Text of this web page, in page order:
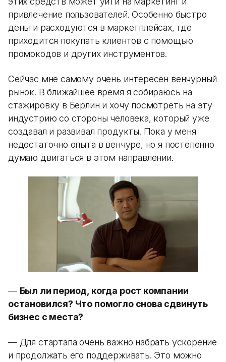
привлечение пользователей. Особенно быстро
деньги расходуются в маркетплейсах, где
приходится покупать клиентов с помощью
промокодов и других инструментов.
Сейчас мне самому очень интересен венчурный
рынок. В ближайшее время я собираюсь на
стажировку в Берлин и хочу посмотреть на эту
индустрию со стороны человека, который уже
создавал и развивал продукты. Пока у меня
недостаточно опыта в венчуре, но я постепенно
думаю двигаться в этом направлении.
— Был ли период, когда рост компании
остановился? Что помогло снова сдвинуть
бизнес с места?
— Для стартапа очень важно набрать ускорение
и продолжать его поддерживать. Это можно